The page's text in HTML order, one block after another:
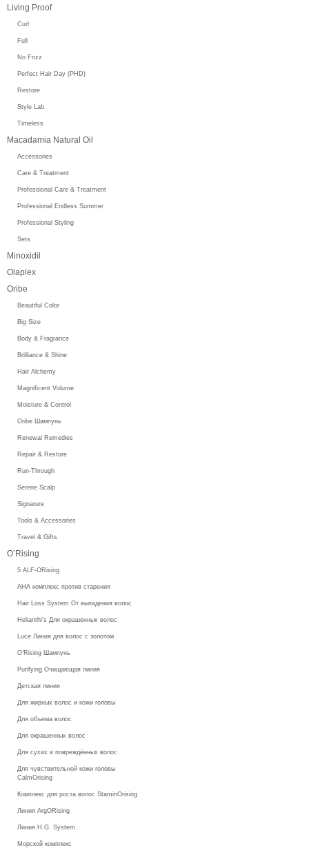
Living Proof
Curl
Full
No Frizz
Perfect Hair Day (PHD)
Restore
Style Lab
Timeless
Macadamia Natural Oil
Accessories
Care & Treatment
Professional Care & Treatment
Professional Endless Summer
Professional Styling
Sets
Minoxidil
Olaplex
Oribe
Beautiful Color
Big Size
Body & Fragrance
Brilliance & Shine
Hair Alchemy
Magnificent Volume
Moisture & Control
Oribe Шампунь
Renewal Remedies
Repair & Restore
Run-Through
Serene Scalp
Signature
Tools & Accessories
Travel & Gifts
O’Rising
5 ALF-ORising
AHA комплекс против старения
Hair Loss System От выпадения волос
Helianthi's Для окрашенных волос
Luce Линия для волос с золотом
O’Rising Шампунь
Purifying Очищающая линия
Детская линия
Для жирных волос и кожи головы
Для объема волос
Для окрашенных волос
Для сухих и повреждённых волос
Для чувствительной кожи головы
CalmOrising
Комплекс для роста волос StaminOrising
Линия ArgORising
Линия H.G. System
Морской комплекс